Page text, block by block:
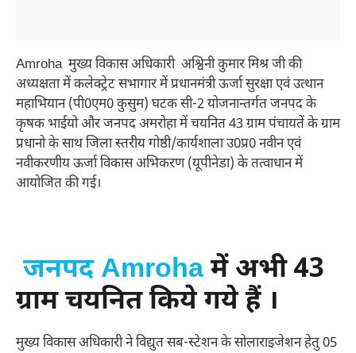
Amroha मुख्य विकास अधिकारी अश्विनी कुमार मिश्र जी की
अध्यक्षता में कलेक्ट्रेट सभागार में प्रधानमंत्री ऊर्जा सुरक्षा एवं उत्थान
महाभियान (पी0एम0 कुसुम) घटक सी-2 योजनान्तर्गत जनपद के
कृषक भाईयो और जनपद अमरोहा में चयनित 43 ग्राम पंचायतें के ग्राम
प्रधानो के साथ जिला स्तरीय गोष्ठी/कार्यशाला उ0प्र0 नवीन एवं
नवीकरणीय ऊर्जा विकास अभिकरण (यूपीनेडा) के तत्वाधान में
आयोजित की गई।
जनपद Amrohaमें अभी 43
ग्राम चयनित किये गये हैं ।
मुख्य विकास अधिकारी ने विद्युत सब-स्टेशन के सोलाराइजेशन हेतु 05